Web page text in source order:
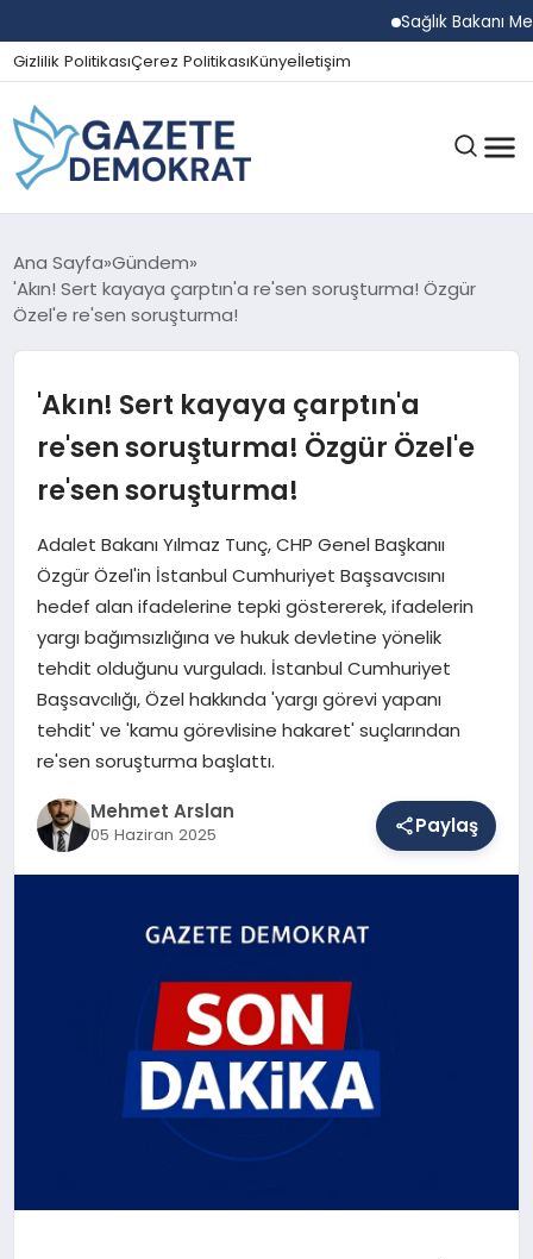
Sağlık Bakanı
Gizlilik PolitikasıÇerez PolitikasıKünyeİletişim
GÜNDEM
EKONOMI
SPOR
SAĞLIK
EĞITIM
YAŞAM
Ana Sayfa Gündem
'Akın! Sert kayaya çarptın'a re'sen soruşturma! Özgür
Özel'e re'sen soruşturma!
'Akın! Sert kayaya çarptın'a
re'sen soruşturma! Özgür Özel'e
re'sen soruşturma!
Adalet Bakanı Yılmaz Tunç, CHP Genel Başkanıı
Özgür Özel'in İstanbul Cumhuriyet Başsavcısını
hedef alan ifadelerine tepki göstererek, ifadelerin
yargı bağımsızlığına ve hukuk devletine yönelik
tehdit olduğunu vurguladı. İstanbul Cumhuriyet
Başsavcılığı, Özel hakkında 'yargı görevi yapanı
tehdit' ve 'kamu görevlisine hakaret' suçlarından
re'sen soruşturma başlattı.
Mehmet Arslan
05 Haziran 2025 Paylaş